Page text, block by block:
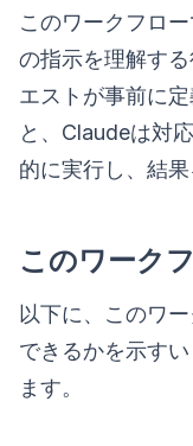
このワークフロー
の指示を理解す
エストが事前に
と、Claudeは対
的に実行し、結果
このワーク
以下に、このワ
できるかを示す
ます。